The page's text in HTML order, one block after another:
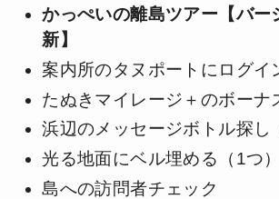
かっぺいの離島ツアー 【バ
新】
案内所のタヌポートにログイ
たぬきマイレージ＋のボーナ
浜辺のメッセージボトル探し
光る地面にベル埋める（1つ）
島への訪問者チェック